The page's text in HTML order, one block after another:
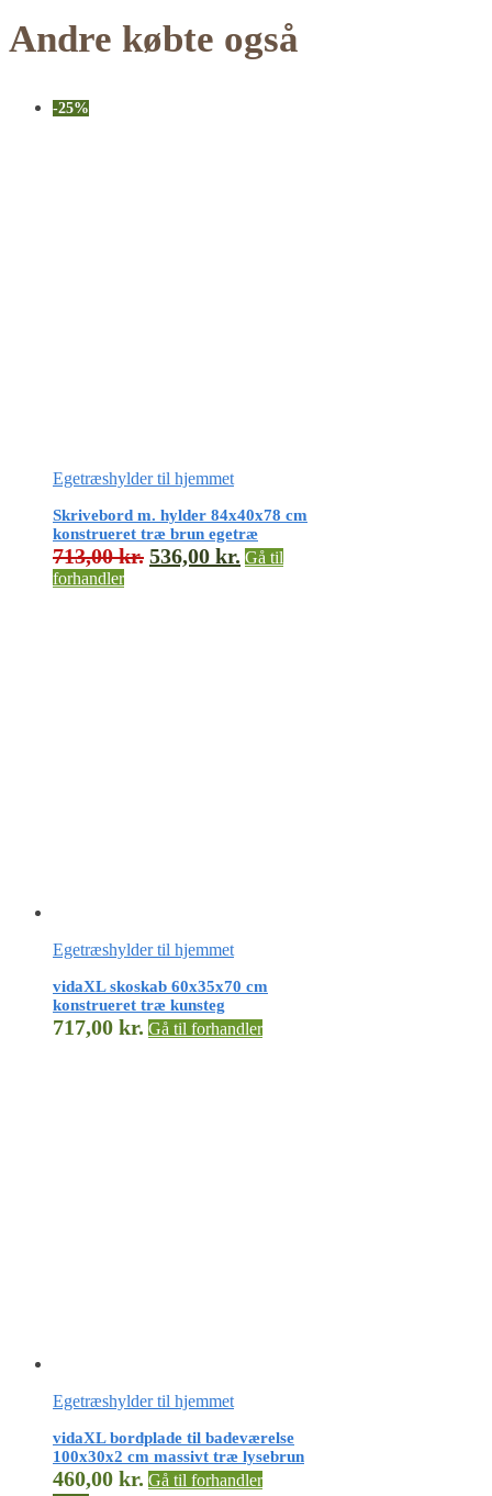
Andre købte også
-25%
Egetræshylder til hjemmet
Skrivebord m. hylder 84x40x78 cm
konstrueret træ brun egetræ
713,00kr. 536,00 kr. Gå til
forhandler
Egetræshylder til hjemmet
vidaXL skoskab 60x35x70 cm
konstrueret træ kunsteg
717,00 kr. Gå til forhandler
Egetræshylder til hjemmet
vidaXL bordplade til badeværelse
100x30x2 cm massivt træ lysebrun
460,00 kr. Gå til forhandler